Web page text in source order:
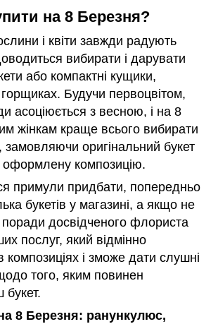
на 8 Березня?
і квіти завжди радують
вибирати і дарувати
або компактні кущики,
Будучи первоцвітом,
асоціюється з весною, і на 8
жінкам краще всього вибирати
замовляючи оригінальний букет
оформлену композицію.
примули придбати, попередньо
букетів у магазині, а якщо не
досвідченого флориста
послуг, який відмінно
композиціях і зможе дати слушні
того, яким повинен
8 Березня: ранункулюс,